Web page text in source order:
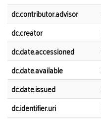
dc.contributor.advisor
dc.creator
dc.date.accessioned
dc.date.available
dc.date.issued
dc.identifier.uri